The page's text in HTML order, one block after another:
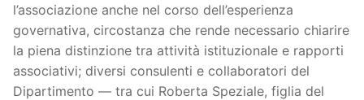
l’associazione anche nel corso dell’esperienza
governativa, circostanza che rende necessario chiarire
la piena distinzione tra attività istituzionale e rapporti
associativi; diversi consulenti e collaboratori del
Dipartimento — tra cui Roberta Speziale, figlia del